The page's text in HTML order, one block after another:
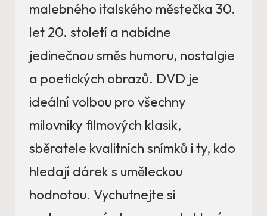
malebného italského městečka 30.
let 20. století a nabídne
jedinečnou směs humoru, nostalgie
a poetických obrazů. DVD je
ideální volbou pro všechny
milovníky filmových klasik,
sběratele kvalitních snímků i ty, kdo
hledají dárek s uměleckou
hodnotou. Vychutnejte si